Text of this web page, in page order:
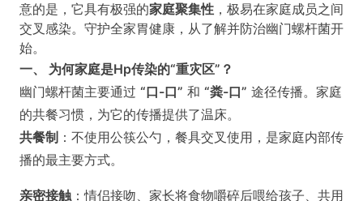
意的是，它具有极强的家庭聚集性 ，极易在家庭成员之间
交叉感染。守护全家胃健康，从了解并防治幽门螺杆菌开
始。
一、 为何家庭是Hp传染的“重灾区”？
幽门螺杆菌主要通过 “口-口” 和 “粪-口” 途径传播。家庭
的共餐习惯，为它的传播提供了温床。
共餐制 ：不使用公筷公勺，餐具交叉使用，是家庭内部传
播的最主要方式。
亲密接触 ：情侣接吻、家长将食物嚼碎后喂给孩子、共用